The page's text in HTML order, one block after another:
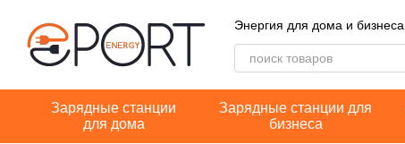
Энергия для дома и бизнеса
Зарядные станции
для дома
Зарядные станции для
бизнеса